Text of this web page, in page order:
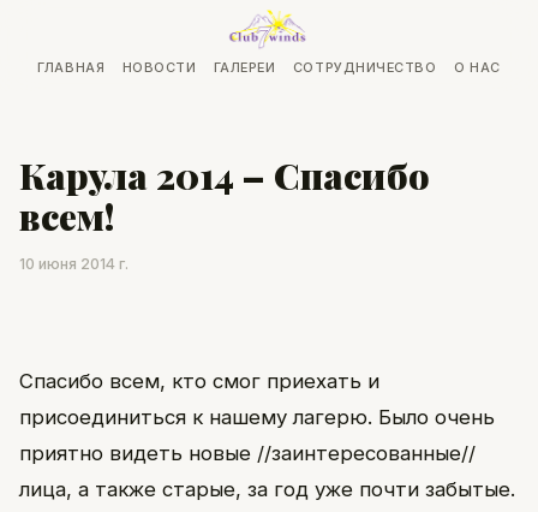
ГЛАВНАЯ НОВОСТИ ГАЛЕРЕИ СОТРУДНИЧЕСТВО О НАС
Карула 2014 – Спасибо
всем!
10 июня 2014 г.
Спасибо всем, кто смог приехать и
присоединиться к нашему лагерю. Было очень
приятно видеть новые //заинтересованные//
лица, а также старые, за год уже почти забытые.